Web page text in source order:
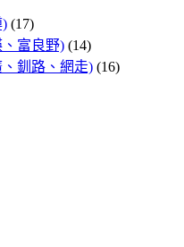
) (17)
富良野) (14)
釧路、網走) (16)